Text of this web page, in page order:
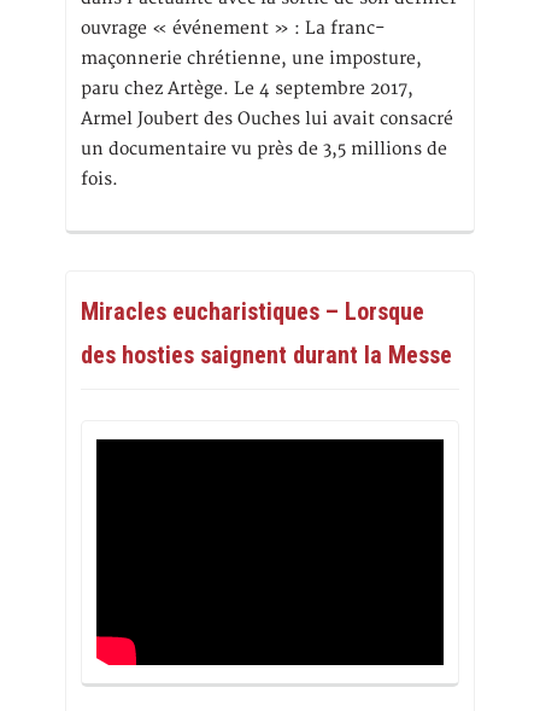
ouvrage « événement » : La franc-
maçonnerie chrétienne, une imposture,
paru chez Artège. Le 4 septembre 2017,
Armel Joubert des Ouches lui avait consacré
un documentaire vu près de 3,5 millions de
fois.
Miracles eucharistiques – Lorsque
des hosties saignent durant la Messe